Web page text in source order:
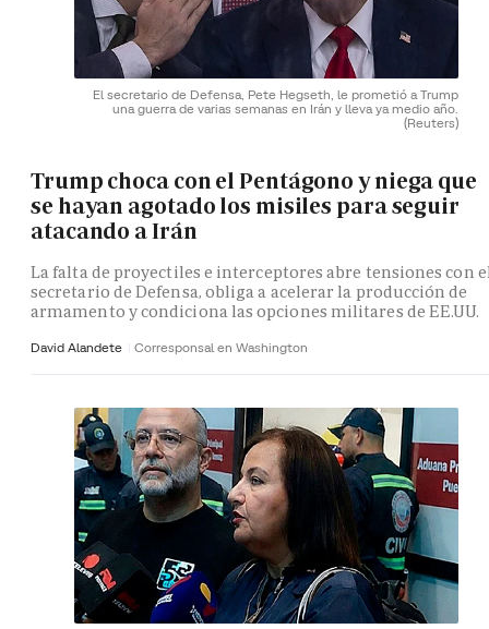
El secretario de Defensa, Pete Hegseth, le prometió a Trump
una guerra de varias semanas en Irán y lleva ya medio año.
(Reuters)
Trump choca con el Pentágono y niega que
se hayan agotado los misiles para seguir
atacando a Irán
La falta de proyectiles e interceptores abre tensiones con
secretario de Defensa, obliga a acelerar la producción de
armamento y condiciona las opciones militares de EE.UU.
David Alandete Corresponsal en Washington